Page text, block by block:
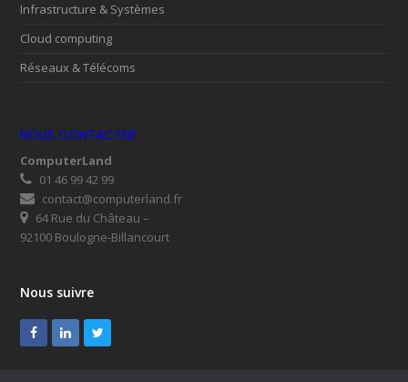
Infrastructure & Systèmes
Cloud computing
Réseaux & Télécoms
NOUS CONTACTER
ComputerLand
01 46 99 42 99
contact@computerland.fr
64 Rue du Château –
92100 Boulogne-Billancourt
Nous suivre
Facebook
LinkedInTwitter